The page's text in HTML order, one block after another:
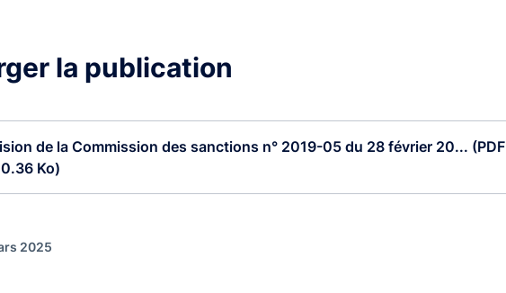
la publication
de la Commission des sanctions n° 2019-05 du 28 février 20... (PDF
Ko)
2025